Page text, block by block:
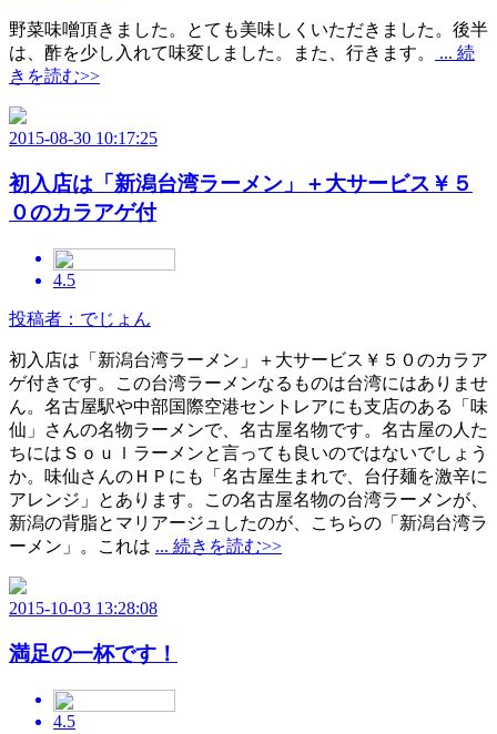
野菜味噌頂きました。とても美味しくいただきました。後半
は、酢を少し入れて味変しました。また、行きます。
... 続
きを読む>>
2015-08-30 10:17:25
初入店は「新潟台湾ラーメン」＋大サービス￥５
０のカラアゲ付
4.5
投稿者：でじょん
初入店は「新潟台湾ラーメン」＋大サービス￥５０のカラア
ゲ付きです。この台湾ラーメンなるものは台湾にはありませ
ん。名古屋駅や中部国際空港セントレアにも支店のある「味
仙」さんの名物ラーメンで、名古屋名物です。名古屋の人た
ちにはＳｏｕｌラーメンと言っても良いのではないでしょう
か。味仙さんのＨＰにも「名古屋生まれで、台仔麺を激辛に
アレンジ」とあります。この名古屋名物の台湾ラーメンが、
新潟の背脂とマリアージュしたのが、こちらの「新潟台湾ラ
ーメン」。これは ... 続きを読む>>
2015-10-03 13:28:08
満足の一杯です！
4.5